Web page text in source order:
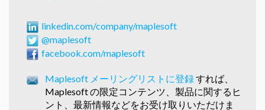
linkedin.com/company/maplesoft
@maplesoft
facebook.com/maplesoft
Maplesoft メーリングリストに登録すれば、
Maplesoft の限定コンテンツ、製品に関するヒ
ント、最新情報などをお受け取りいただけま